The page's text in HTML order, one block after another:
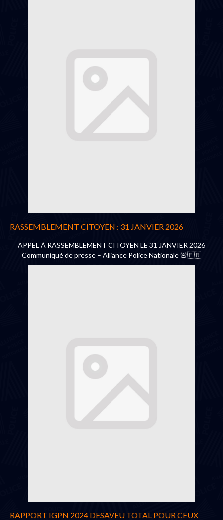
RASSEMBLEMENT CITOYEN : 31 JANVIER 2026
APPEL À RASSEMBLEMENT CITOYEN LE 31 JANVIER 2026
Communiqué de presse – Alliance Police Nationale 🚨🇫🇷
RAPPORT IGPN 2024 DESAVEU TOTAL POUR CEUX